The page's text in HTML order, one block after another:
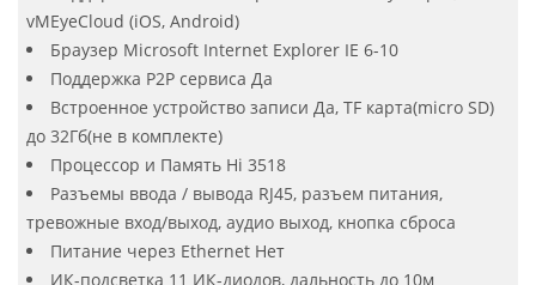
vMEyeCloud (iOS, Android)
Браузер Microsoft Internet Explorer IE 6-10
Поддержка P2P сервиса Да
Встроенное устройство записи Да, TF карта(micro SD)
до 32Гб(не в комплекте)
Процессор и Память Hi 3518
Разъемы ввода / вывода RJ45, разъем питания,
тревожные вход/выход, аудио выход, кнопка сброса
Питание через Ethernet Нет
ИК-подсветка 11 ИК-диодов, дальность до 10м